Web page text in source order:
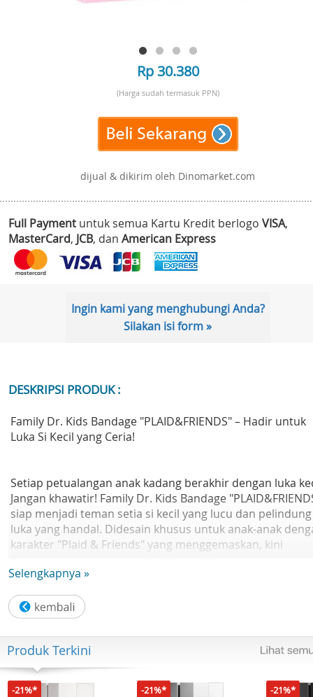
Rp 30.380
(Harga sudah termasuk PPN)
dijual & dikirim oleh Dinomarket.com
Full Payment untuk semua Kartu Kredit berlogo VISA,
MasterCard, JCB, dan American Express
Ingin kami yang menghubungi Anda?
Silakan isi form »
DESKRIPSI PRODUK :
Family Dr. Kids Bandage "PLAID&FRIENDS" – Hadir untuk
Luka Si Kecil yang Ceria!
Setiap petualangan anak kadang berakhir dengan luka
Jangan khawatir! Family Dr. Kids Bandage
siap menjadi teman setia si kecil yang lucu dan pelindung
luka yang handal. Didesain khusus untuk anak-anak
karakter "Plaid & Friends" yang menggemaskan, kini
menakutkan!
KENAPA HARUS MEMILIH FAMILY DR. KIDS BANDAGE ?
KARAKTER LUCU PLAID&FRIENDS: Anak-anak pasti suka!
Desain karakter yang menggemaskan membuat mereka
tidak takut lagi saat luka diobati.
Selengkapnya »
Produk Terkini
-21%* -21%* -21%*